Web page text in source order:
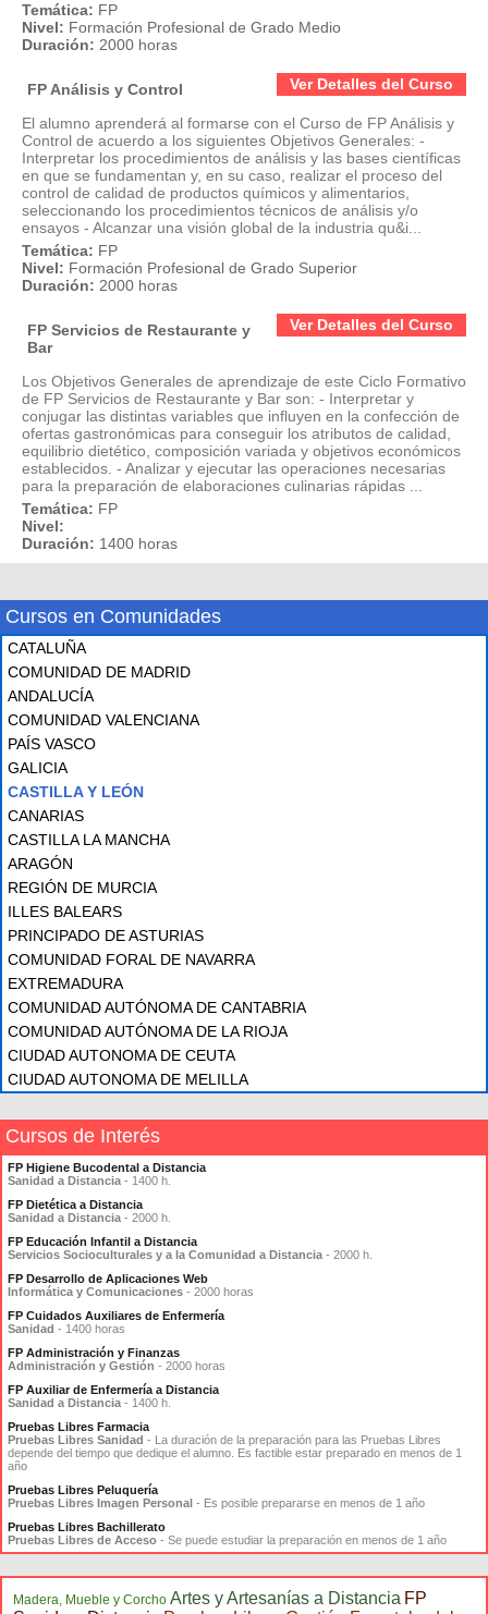
Temática: FP
Nivel: Formación Profesional de Grado Medio
Duración: 2000 horas
Ver Detalles del Curso
FP Análisis y Control
El alumno aprenderá al formarse con el Curso de FP Análisis y
Control de acuerdo a los siguientes Objetivos Generales: -
Interpretar los procedimientos de análisis y las bases científicas
en que se fundamentan y, en su caso, realizar el proceso del
control de calidad de productos químicos y alimentarios,
seleccionando los procedimientos técnicos de análisis y/o
ensayos - Alcanzar una visión global de la industria qu&i...
Temática: FP
Nivel: Formación Profesional de Grado Superior
Duración: 2000 horas
Ver Detalles del Curso
FP Servicios de Restaurante y
Bar
Los Objetivos Generales de aprendizaje de este Ciclo Formativo
de FP Servicios de Restaurante y Bar son: - Interpretar y
conjugar las distintas variables que influyen en la confección de
ofertas gastronómicas para conseguir los atributos de calidad,
equilibrio dietético, composición variada y objetivos económicos
establecidos. - Analizar y ejecutar las operaciones necesarias
para la preparación de elaboraciones culinarias rápidas ...
Temática: FP
Nivel:
Duración: 1400 horas
Cursos en Comunidades
CATALUÑA
COMUNIDAD DE MADRID
ANDALUCÍA
COMUNIDAD VALENCIANA
PAÍS VASCO
GALICIA
CASTILLA Y LEÓN
CANARIAS
CASTILLA LA MANCHA
ARAGÓN
REGIÓN DE MURCIA
ILLES BALEARS
PRINCIPADO DE ASTURIAS
COMUNIDAD FORAL DE NAVARRA
EXTREMADURA
COMUNIDAD AUTÓNOMA DE CANTABRIA
COMUNIDAD AUTÓNOMA DE LA RIOJA
CIUDAD AUTONOMA DE CEUTA
CIUDAD AUTONOMA DE MELILLA
Cursos de Interés
FP Higiene Bucodental a Distancia
Sanidad a Distancia - 1400 h.
FP Dietética a Distancia
Sanidad a Distancia - 2000 h.
FP Educación Infantil a Distancia
Servicios Socioculturales y a la Comunidad a Distancia - 2000 h.
FP Desarrollo de Aplicaciones Web
Informática y Comunicaciones - 2000 horas
FP Cuidados Auxiliares de Enfermería
Sanidad - 1400 horas
FP Administración y Finanzas
Administración y Gestión - 2000 horas
FP Auxiliar de Enfermería a Distancia
Sanidad a Distancia - 1400 h.
Pruebas Libres Farmacia
Pruebas Libres Sanidad - La duración de la preparación para las Pruebas Libres
depende del tiempo que dedique el alumno. Es factible estar preparado en menos de 1
año
Pruebas Libres Peluquería
Pruebas Libres Imagen Personal - Es posible prepararse en menos de 1 año
Pruebas Libres Bachillerato
Pruebas Libres de Acceso - Se puede estudiar la preparación en menos de 1 año
Madera, Mueble y Corcho Artes y Artesanías a Distancia FP